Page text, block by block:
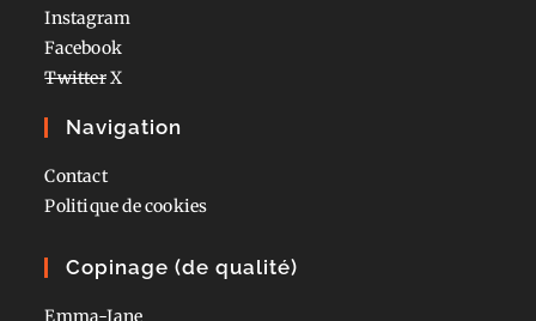
Instagram
Facebook
TwitterX
Navigation
Contact
Politique de cookies
Copinage (de qualité)
Emma-Jane